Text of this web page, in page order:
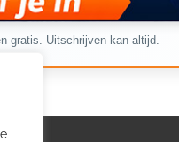
gratis. Uitschrijven kan altijd.